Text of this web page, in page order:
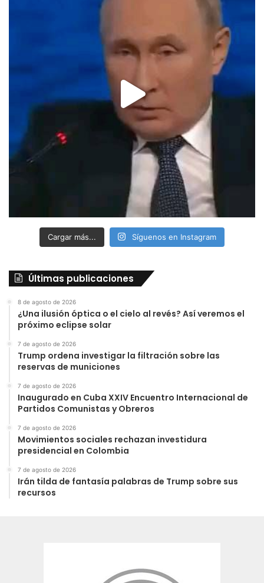
Cargar más... Síguenos en Instagram
Últimas publicaciones
8 de agosto de 2026
¿Una ilusión óptica o el cielo al revés? Así veremos el
próximo eclipse solar
7 de agosto de 2026
Trump ordena investigar la filtración sobre las
reservas de municiones
7 de agosto de 2026
Inaugurado en Cuba XXIV Encuentro Internacional de
Partidos Comunistas y Obreros
7 de agosto de 2026
Movimientos sociales rechazan investidura
presidencial en Colombia
7 de agosto de 2026
Irán tilda de fantasía palabras de Trump sobre sus
recursos